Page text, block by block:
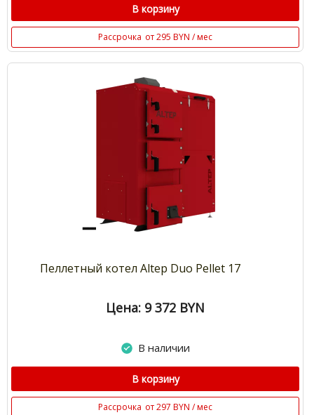
В корзину
Рассрочка от 295 BYN / мес
Пеллетный котел Altep Duo Pellet 17
Цена: 9 372 BYN
В наличии
В корзину
Рассрочка от 297 BYN / мес